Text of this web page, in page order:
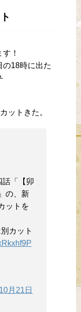
！
18時に出た
ットきた。
話「【卯
の、新
ットを
カット
月21日